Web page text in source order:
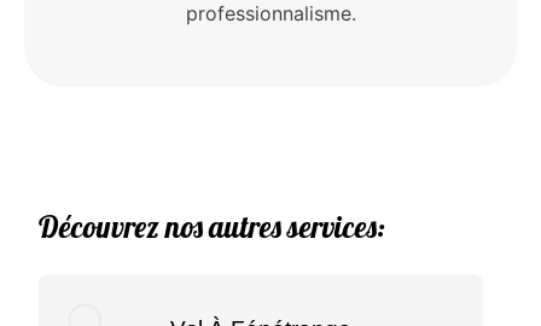
professionnalisme.
Découvrez nos autres services: